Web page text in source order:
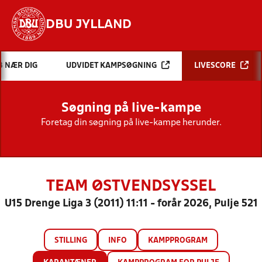
DBU JYLLAND
Hvad vil du søge efter?
INDHOLD OG NYHEDER
STILLINGER, RESULTATER, KLUBBER OG
HOLD
NÆR DIG UDVIDET KAMPSØGNING LIVESCORE
Søgning på live-kampe
Foretag din søgning på live-kampe herunder.
TEAM ØSTVENDSYSSEL
U15 Drenge Liga 3 (2011) 11:11 - forår 2026, Pulje 521
STILLING INFO KAMPPROGRAM